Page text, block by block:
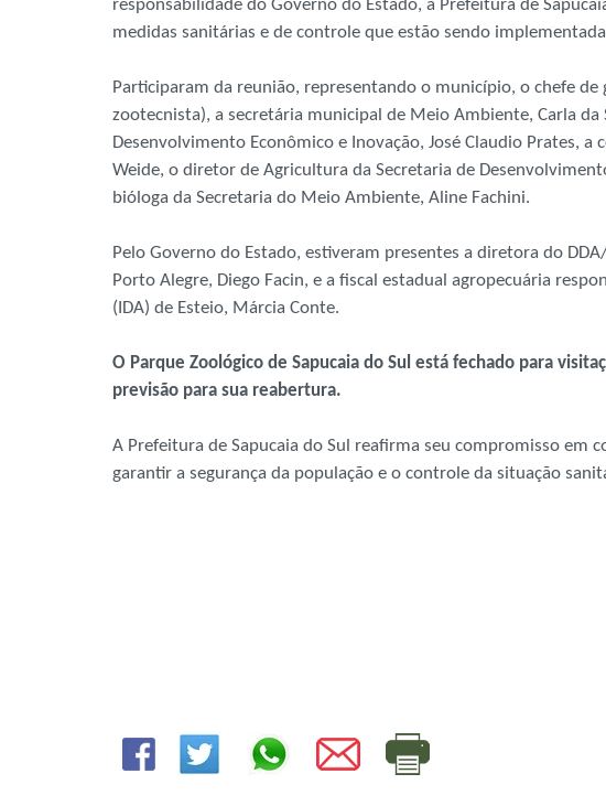
responsabilidade do Governo do Estado, a Prefeitura de
medidas sanitárias e de controle que estão sendo
Participaram da reunião, representando o município, o chefe
zootecnista), a secretária municipal de Meio Ambiente, Carla
Desenvolvimento Econômico e Inovação, José Claudio Prates,
Weide, o diretor de Agricultura da Secretaria de
bióloga da Secretaria do Meio Ambiente, Aline Fachini.
Pelo Governo do Estado, estiveram presentes a diretora do
Porto Alegre, Diego Facin, e a fiscal estadual agropecuária
(IDA) de Esteio, Márcia Conte.
O Parque Zoológico de Sapucaia do Sul está fechado para
previsão para sua reabertura.
A Prefeitura de Sapucaia do Sul reafirma seu compromisso em
garantir a segurança da população e o controle da situação